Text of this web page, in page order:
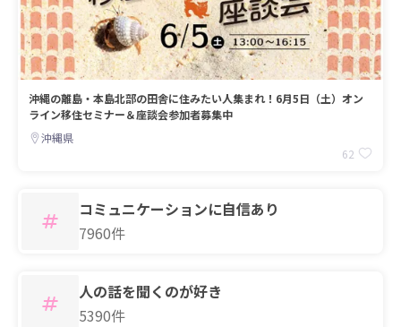
沖縄の離島・本島北部の田舎に住みたい人集まれ！6月5日（土）オン
ライン移住セミナー＆座談会参加者募集中
沖縄県
62
コミュニケーションに自信あり
7960件
人の話を聞くのが好き
5390件